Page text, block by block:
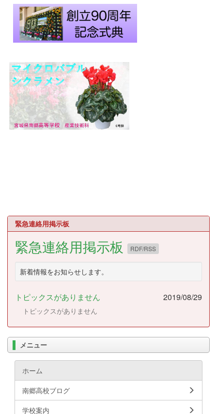
緊急連絡用掲示板
緊急連絡用掲示板 RDF/RSS
新着情報をお知らせします。
トピックスがありません 2019/08/29
トピックスがありません
メニュー
ホーム
南郷高校ブログ
学校案内